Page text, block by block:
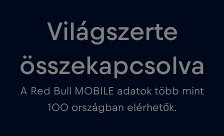
Világszerte
összekapcsolva
A Red Bull MOBILE adatok több mint
100 országban elérhetők.